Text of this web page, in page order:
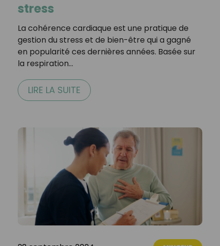
stress
La cohérence cardiaque est une pratique de
gestion du stress et de bien-être qui a gagné
en popularité ces dernières années. Basée sur
la respiration…
LIRE LA SUITE